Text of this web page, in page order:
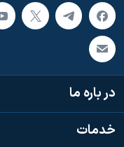
در باره ما
خدمات